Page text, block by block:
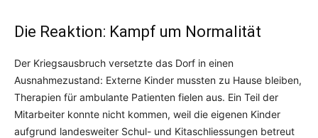
Die Reaktion: Kampf um Normalität
Der Kriegsausbruch versetzte das Dorf in einen
Ausnahmezustand: Externe Kinder mussten zu Hause bleiben,
Therapien für ambulante Patienten fielen aus. Ein Teil der
Mitarbeiter konnte nicht kommen, weil die eigenen Kinder
aufgrund landesweiter Schul- und Kitaschliessungen betreut